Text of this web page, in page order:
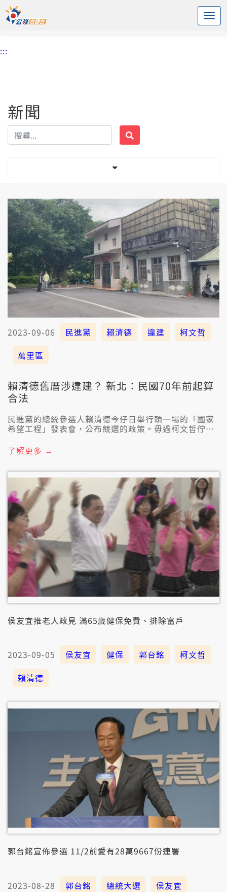
中央內容區塊
頭頁
:::
新聞
2023-09-06 民進黨 賴清德 違建
柯文哲
萬里區
賴清德舊厝涉違建？ 新北：民國70年前起算
合法
民進黨的總統參選人賴清德今仔日舉行頭一場的「國家
希望工程」發表會，公布競選的政策。毋過柯文哲佇新
厝也煏出可能是違建。新北市政府到現場會勘了後，表
示這間厝是98年進前的違建，若準會當提出佇民國70年
了解更多 →
侯友宜推老人政見 滿65歲健保免費、排除富戶
2023-09-05 侯友宜 健保 郭台銘
柯文哲
賴清德
郭台銘宣佈參選 11/2前愛有28萬9667份連署
2023-08-28 郭台銘 總統大選
侯友宜